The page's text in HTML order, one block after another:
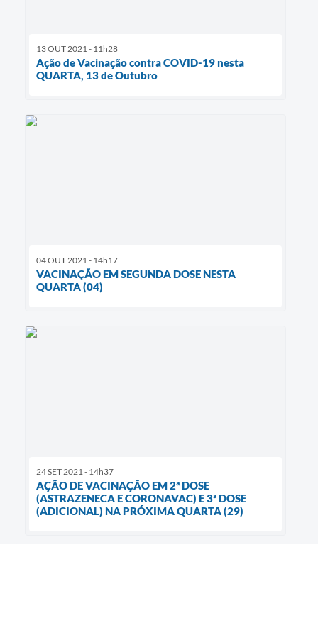
13 OUT 2021 - 11h28
Ação de Vacinação contra COVID-19 nesta
QUARTA, 13 de Outubro
04 OUT 2021 - 14h17
VACINAÇÃO EM SEGUNDA DOSE NESTA
QUARTA (04)
24 SET 2021 - 14h37
AÇÃO DE VACINAÇÃO EM 2ª DOSE
(ASTRAZENECA E CORONAVAC) E 3ª DOSE
(ADICIONAL) NA PRÓXIMA QUARTA (29)